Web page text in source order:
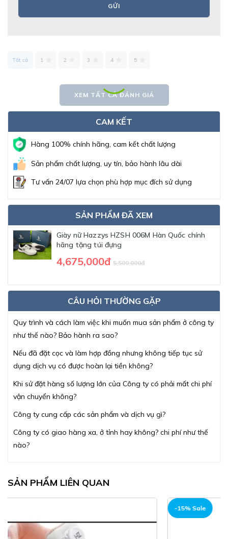
GỬI
Tất cả 1 2 3 4 5
XEM TẤT CẢ ĐÁNH GIÁ
CAM KẾT
Hàng 100% chính hãng, cam kết chất lượng
Sản phẩm chất lượng, uy tín, bảo hành lâu dài
Tư vấn 24/07 lựa chọn phù hợp mục đích sử dụng
SẢN PHẨM ĐÃ XEM
Giày nữ Hazzys HZSH 006M Hàn Quốc chính
hãng tặng túi đựng
4,675,000đ 5,500,000đ
CÂU HỎI THƯỜNG GẶP
Quy trình và cách làm việc khi muốn mua sản phẩm ở công ty
như thế nào? Bảo hành ra sao?
Nếu đã đặt cọc và làm hợp đồng nhưng không tiếp tục sử
dụng dịch vụ có được hoàn lại tiền không?
Khi sử đặt hàng số lượng lớn của Công ty có phải mất chi phí
vận chuyển không?
Công ty cung cấp các sản phẩm và dịch vụ gì?
Công ty có giao hàng xa, ở tỉnh hay không? chi phí như thế
nào?
SẢN PHẨM LIÊN QUAN